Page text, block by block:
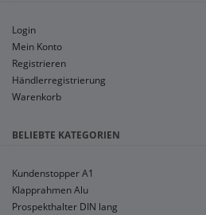
Login
Mein Konto
Registrieren
Händlerregistrierung
Warenkorb
BELIEBTE KATEGORIEN
Kundenstopper A1
Klapprahmen Alu
Prospekthalter DIN lang